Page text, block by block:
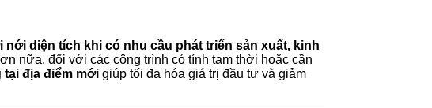
diện tích khi có nhu cầu phát triển sản xuất, kinh
nữa, đối với các công trình có tính tạm thời hoặc cần
địa điểm mới giúp tối đa hóa giá trị đầu tư và giảm